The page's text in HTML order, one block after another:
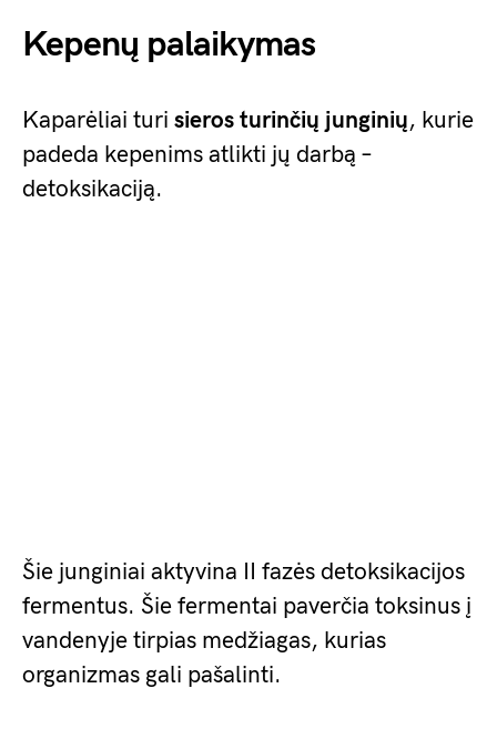
Kepenų palaikymas
Kaparėliai turi sieros turinčių junginių, kurie
padeda kepenims atlikti jų darbą –
detoksikaciją.
Šie junginiai aktyvina II fazės detoksikacijos
fermentus. Šie fermentai paverčia toksinus į
vandenyje tirpias medžiagas, kurias
organizmas gali pašalinti.